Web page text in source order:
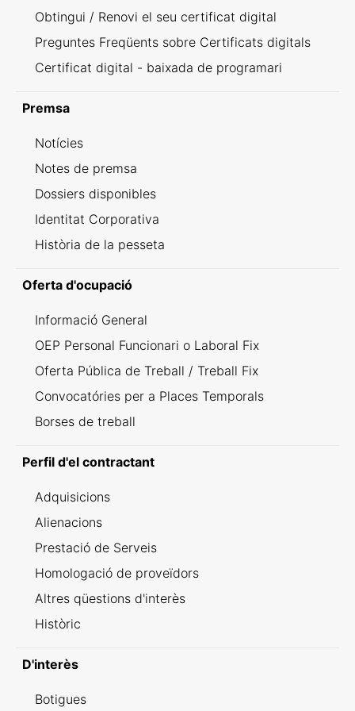
Obtingui / Renovi el seu certificat digital
Preguntes Freqüents sobre Certificats digitals
Certificat digital - baixada de programari
Premsa
Notícies
Notes de premsa
Dossiers disponibles
Identitat Corporativa
Història de la pesseta
Oferta d'ocupació
Informació General
OEP Personal Funcionari o Laboral Fix
Oferta Pública de Treball / Treball Fix
Convocatóries per a Places Temporals
Borses de treball
Perfil d'el contractant
Adquisicions
Alienacions
Prestació de Serveis
Homologació de proveïdors
Altres qüestions d'interès
Històric
D'interès
Botigues